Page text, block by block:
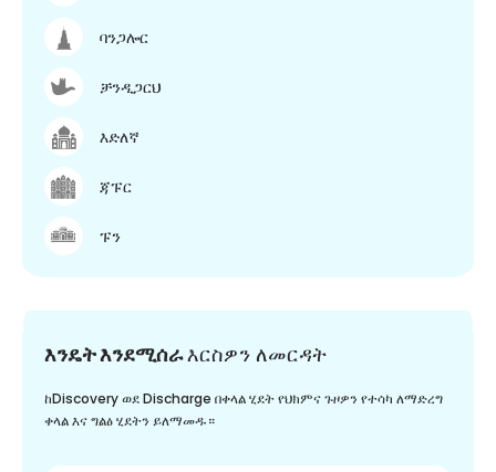
ባንጋሎር
ቻንዲጋርህ
እድለኛ
ጃፑር
ፑን
እንዴት እንደሚሰራእርስዎን ለመርዳት
ከDiscovery ወደ Discharge በቀላል ሂደት የህክምና ጉዞዎን የተሳካ ለማድረግ
ቀላል እና ግልፅ ሂደትን ይለማመዱ።